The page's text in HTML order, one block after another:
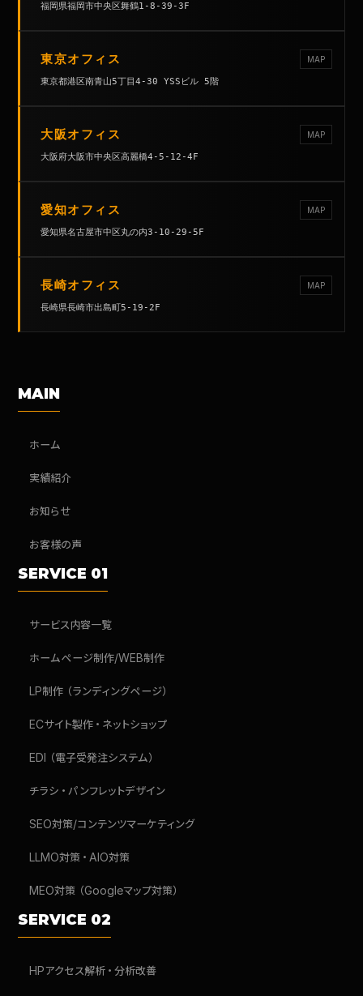
福岡県福岡市中央区舞鶴1-8-39-3F
東京オフィス MAP
東京都港区南青山5丁目4-30 YSSビル 5階
大阪オフィス MAP
大阪府大阪市中央区高麗橋4-5-12-4F
愛知オフィス MAP
愛知県名古屋市中区丸の内3-10-29-5F
長崎オフィス MAP
長崎県長崎市出島町5-19-2F
MAIN
ホーム
実績紹介
お知らせ
お客様の声
SERVICE 01
サービス内容一覧
ホームページ制作/WEB制作
LP制作（ランディングページ）
ECサイト製作・ネットショップ
EDI（電子受発注システム）
チラシ・パンフレットデザイン
SEO対策/コンテンツマーケティング
LLMO対策・AIO対策
MEO対策（Googleマップ対策）
SERVICE 02
HPアクセス解析・分析改善